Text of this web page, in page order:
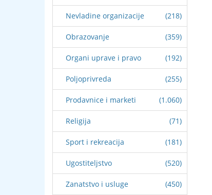
Nevladine organizacije (218)
Obrazovanje (359)
Organi uprave i pravo (192)
Poljoprivreda (255)
Prodavnice i marketi (1.060)
Religija (71)
Sport i rekreacija (181)
Ugostiteljstvo (520)
Zanatstvo i usluge (450)